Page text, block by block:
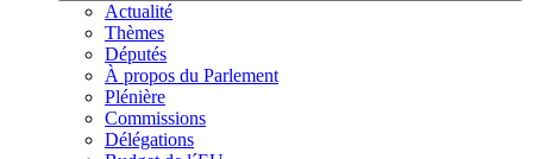
Actualité
Thèmes
Députés
À propos du Parlement
Plénière
Commissions
Délégations